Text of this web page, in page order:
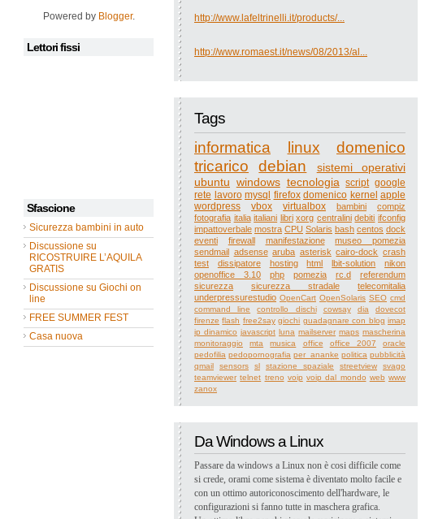
Powered by Blogger.
Lettori fissi
Sfascione
Sicurezza bambini in auto
Discussione su
RICOSTRUIRE L’AQUILA
GRATIS
Discussione su Giochi on
line
FREE SUMMER FEST
Casa nuova
http://www.lafeltrinelli.it/products/...
http://www.romaest.it/news/08/2013/al...
Tags
informatica
linux
domenico
tricarico
debian
sistemi operativi
ubuntu windows tecnologia script google
rete lavoro mysql firefox domenico kernel apple
wordpress
vbox virtualbox bambini
compiz
fotografia italia italiani libri xorg centralini debiti ifconfig
impattoverbale mostra CPU Solaris bash centos dock
eventi
firewall manifestazione
museo pomezia
sendmail adsense aruba asterisk cairo-dock crash
test
dissipatore hosting html lbit-solution
nikon
openoffice 3.10
php pomezia rc.d
referendum
sicurezza
sicurezza stradale
telecomitalia
underpressurestudio OpenCart OpenSolaris SEO cmd
command line
controllo dischi cowsay dia
dovecot
firenze flash free2say giochi guadagnare con blog imap
ip dinamico javascript luna mailserver maps mascherina
monitoraggio
mta musica office office 2007
oracle
pedofilia pedopornografia per_ananke politica pubblicità
qmail
sensors sl stazione spaziale streetview
svago
teamviewer telnet treno voip voip dal mondo web www
zanox
Da Windows a Linux
Passare da windows a Linux non è cosi difficile come
si crede, orami come sistema è diventato molto facile e
con un ottimo autoriconoscimento dell'hardware, le
configurazioni si fanno tutte in maschera grafica.